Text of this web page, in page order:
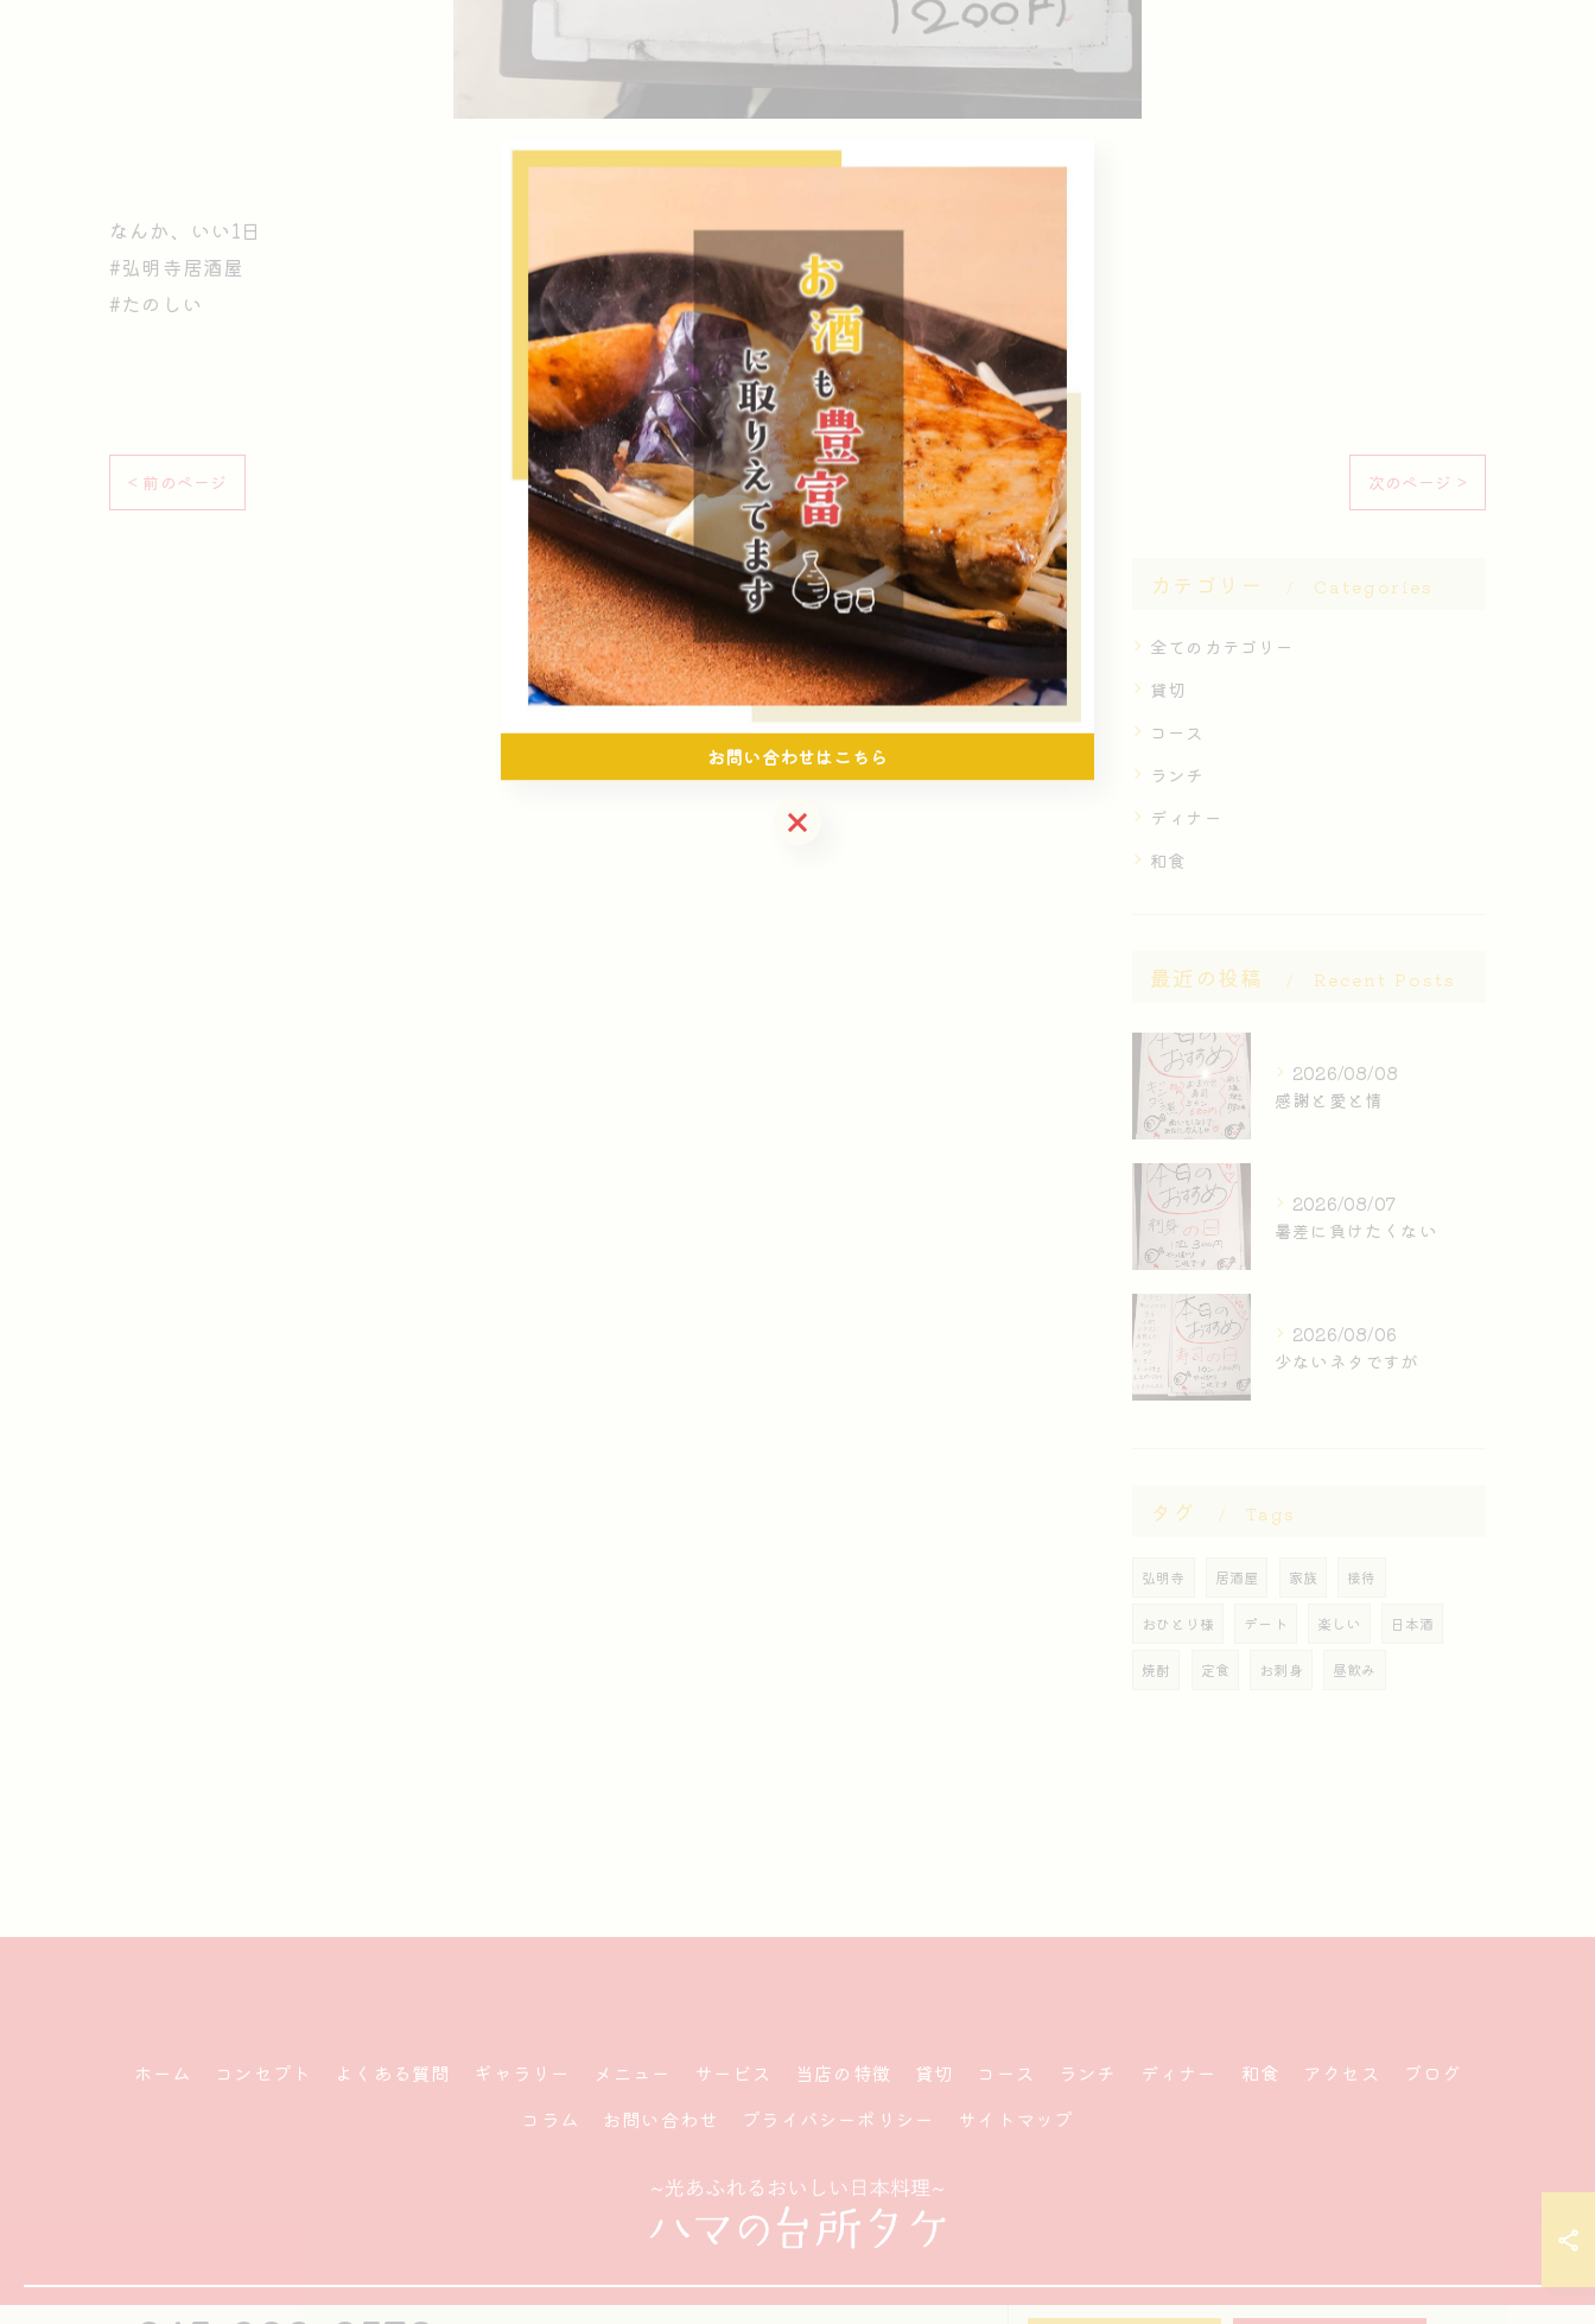
なんか、いい1日
#弘明寺居酒屋
#たのしい
< 前のページ 一覧に戻る 次のページ >
カテゴリー Categories
全てのカテゴリー
貸切
コース
ランチ
ディナー
和食
最近の投稿 Recent Posts
2026/08/08
感謝と愛と情
2026/08/07
暑差に負けたくない
2026/08/06
少ないネタですが
タグ Tags
弘明寺 居酒屋 家族 接待
おひとり様 デート 楽しい 日本酒
焼酎 定食 お刺身 昼飲み
ホーム コンセプト よくある質問 ギャラリー メニュー サービス 当店の特徴 貸切 コース ランチ ディナー 和食 アクセス
ブログ
コラム
お問い合わせ プライバシーポリシー サイトマップ
お問い合わせはこちら
お問い合わせはこちら